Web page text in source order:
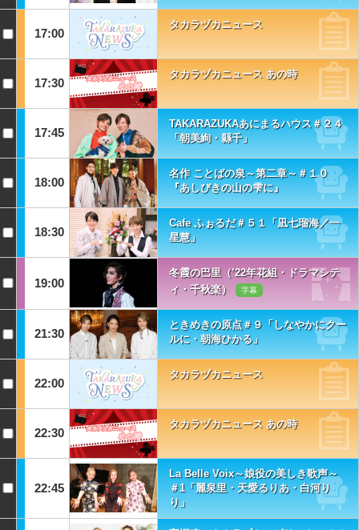
17:00
タカラヅカニュース
17:30
タカラヅカニュース あの時
17:45
TAKARAZUKAあにまるハウス＃２４
「朝美絢・縣千」
18:00
名作 ことばの泉～第二章～＃１０
『あしびきの山の雫に』
18:30
Cafe ふぉるだ＃５１「凪七瑠海／一
星慧」
19:00
冬霞の巴里（’22年花組・ドラマシテ
ィ・千秋楽）
字幕
21:30
ときめきの原点＃９「しなやかにクー
ルに・朝海ひかる」
22:00
タカラヅカニュース
22:30
タカラヅカニュース あの時
22:45
La Belle Voix～娘役の美しき歌声～
＃1「麗泉里・天愛るりあ・白河り
り」